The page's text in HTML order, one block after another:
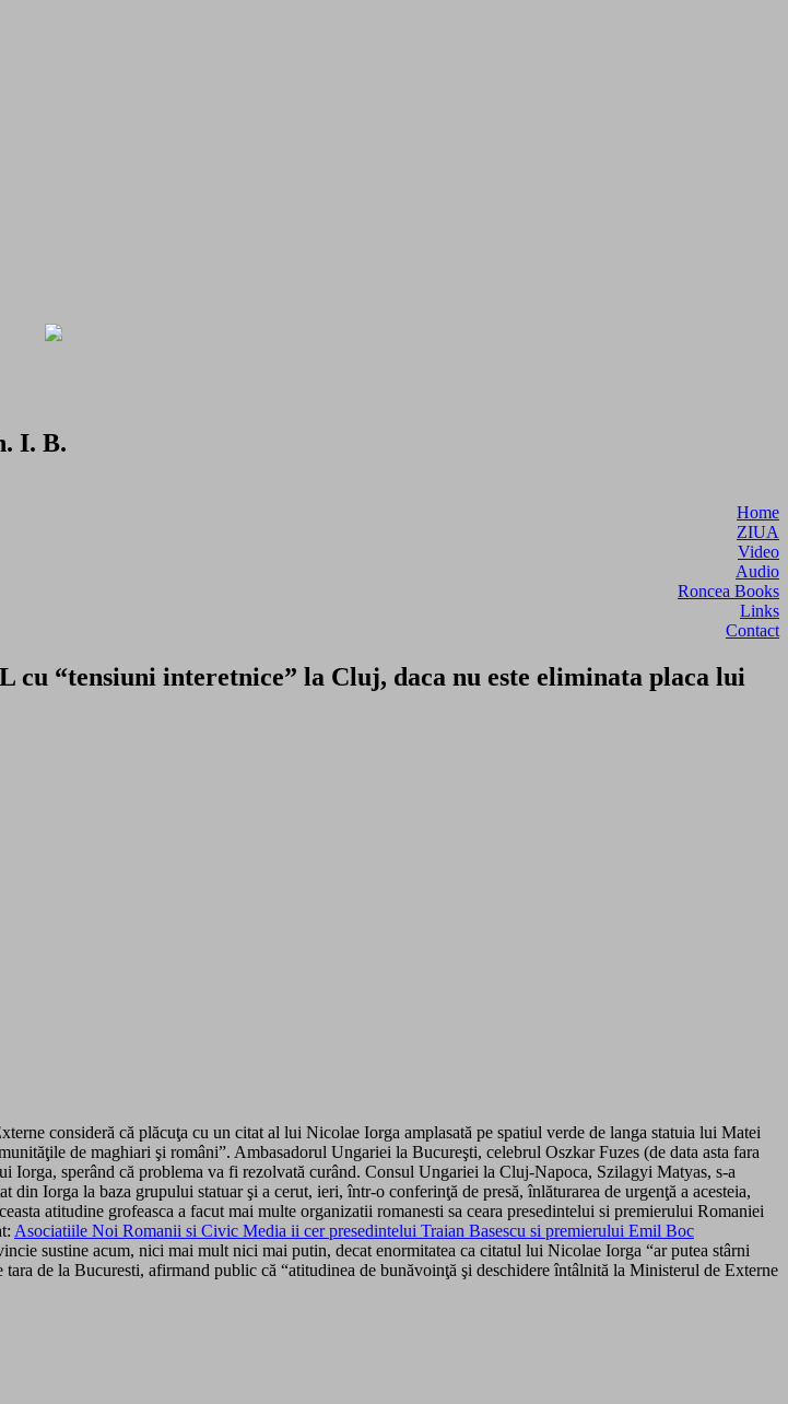
I. B.
Home
ZIUA
Video
Audio
Roncea Books
Links
Contact
“tensiuni interetnice” la Cluj, daca nu este eliminata placa lui
consideră că plăcuţa cu un citat al lui Nicolae Iorga amplasată pe spatiul verde de langa statuia lui Matei
de maghiari şi români”. Ambasadorul Ungariei la Bucureşti, celebrul Oszkar Fuzes (de data asta fara
sperând că problema va fi rezolvată curând. Consul Ungariei la Cluj-Napoca, Szilagyi Matyas, s-a
Iorga la baza grupului statuar şi a cerut, ieri, într-o conferinţă de presă, înlăturarea de urgenţă a acesteia,
atitudine grofeasca a facut mai multe organizatii romanesti sa ceara presedintelui si premierului Romaniei
Asociatiile Noi Romanii si Civic Media ii cer presedintelui Traian Basescu si premierului Emil Boc
sustine acum, nici mai mult nici mai putin, decat enormitatea ca citatul lui Nicolae Iorga “ar putea stârni
de la Bucuresti, afirmand public că “atitudinea de bunăvoinţă şi deschidere întâlnită la Ministerul de Externe